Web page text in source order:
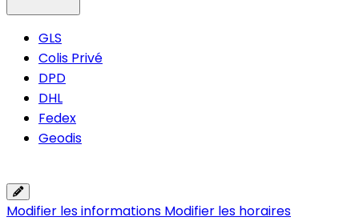
GLS
Colis Privé
DPD
DHL
Fedex
Geodis
Modifier les informations Modifier les horaires